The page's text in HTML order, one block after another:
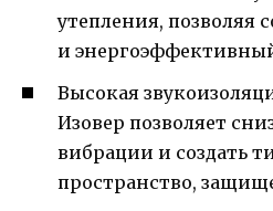
утепления, позволяя
и
Высокая
Изовер позволяет
вибрации и создать
пространство,